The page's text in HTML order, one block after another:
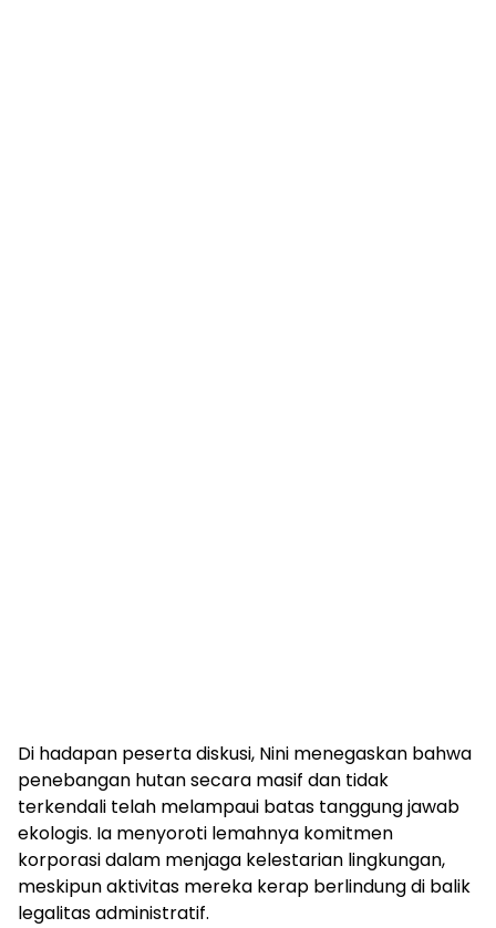
Di hadapan peserta diskusi, Nini menegaskan bahwa
penebangan hutan secara masif dan tidak
terkendali telah melampaui batas tanggung jawab
ekologis. Ia menyoroti lemahnya komitmen
korporasi dalam menjaga kelestarian lingkungan,
meskipun aktivitas mereka kerap berlindung di balik
legalitas administratif.